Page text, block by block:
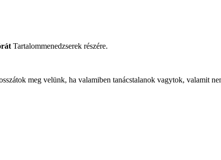
Tartalommenedzserek részére.
meg velünk, ha valamiben tanácstalanok vagytok, valamit